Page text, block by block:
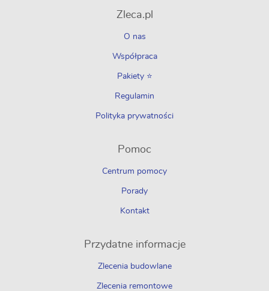
Zleca.pl
O nas
Współpraca
Pakiety ⭐
Regulamin
Polityka prywatności
Pomoc
Centrum pomocy
Porady
Kontakt
Przydatne informacje
Zlecenia budowlane
Zlecenia remontowe